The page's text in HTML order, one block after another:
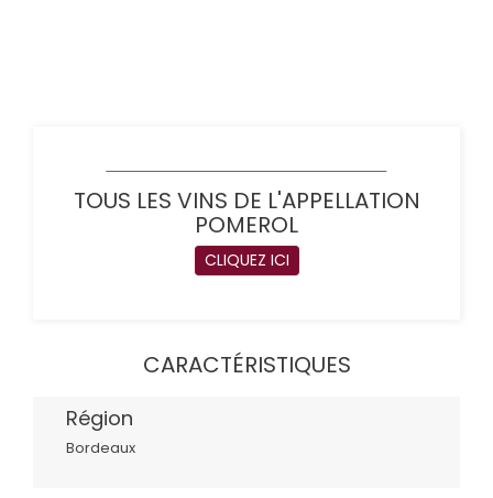
TOUS LES VINS DE L'APPELLATION
POMEROL
CLIQUEZ ICI
CARACTÉRISTIQUES
Région
Bordeaux